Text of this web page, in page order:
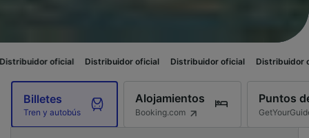
Distribuidor oficial Distribuidor oficial Distribuidor oficial
Billetes
Tren y autobús
Alojamientos
Booking.com
Puntos